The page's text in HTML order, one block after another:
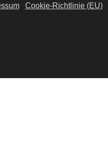
Cookie-Richtlinie (EU)